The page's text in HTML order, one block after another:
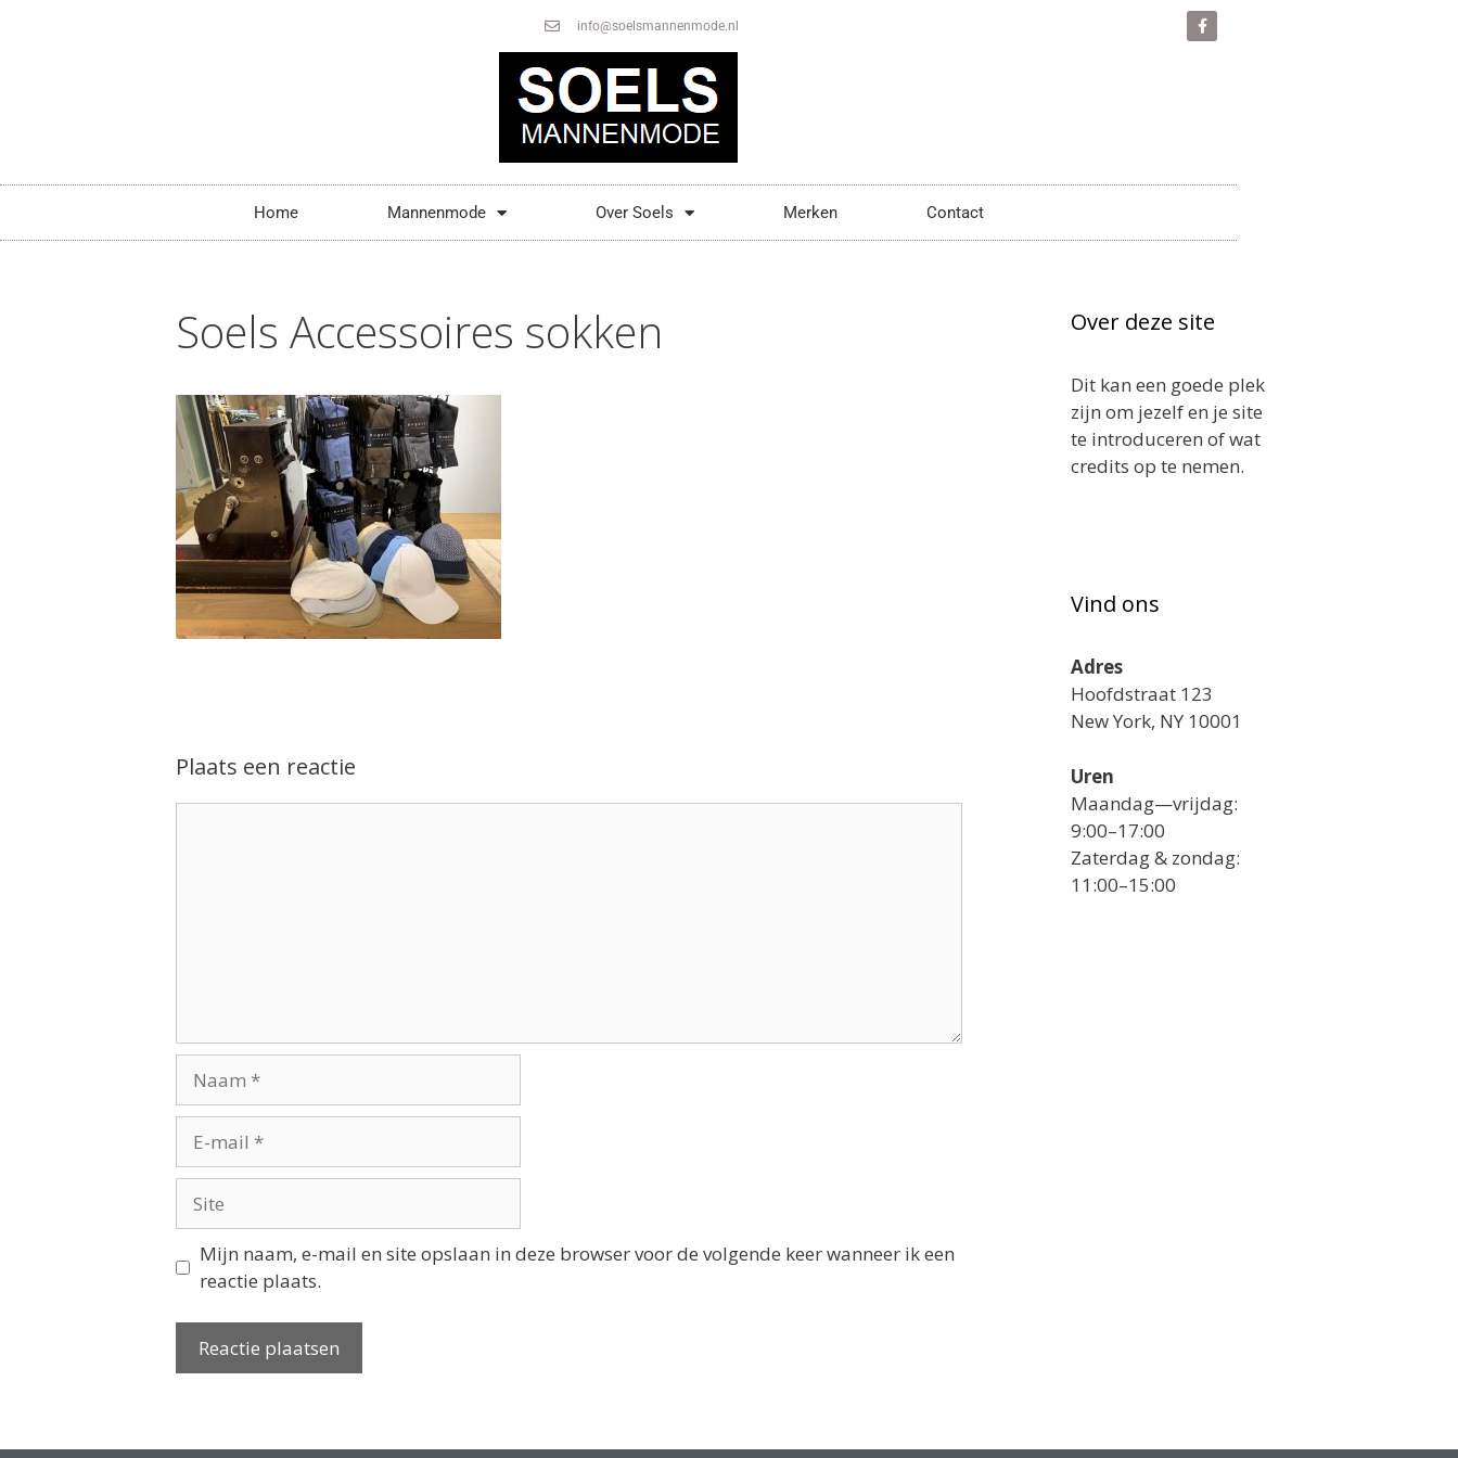
info@soelsmannenmode.nl
Home Mannenmode Over Soels Merken Contact
Soels Accessoires sokken
Plaats een reactie
Mijn naam, e-mail en site opslaan in deze browser voor de volgende keer wanneer ik een
reactie plaats.
Over deze site
Dit kan een goede plek
zijn om jezelf en je site
te introduceren of wat
credits op te nemen.
Vind ons
Adres
Hoofdstraat 123
New York, NY 10001
Uren
Maandag—vrijdag:
9:00–17:00
Zaterdag & zondag:
11:00–15:00